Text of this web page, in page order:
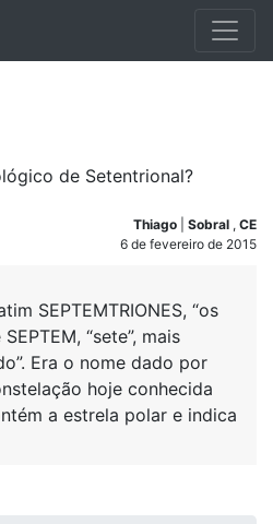
de Setentrional?
Thiago Sobral , CE
6 de fevereiro de 2015
SEPTEMTRIONES, “os
“sete”, mais
Era o nome dado por
hoje conhecida
a estrela polar e indica